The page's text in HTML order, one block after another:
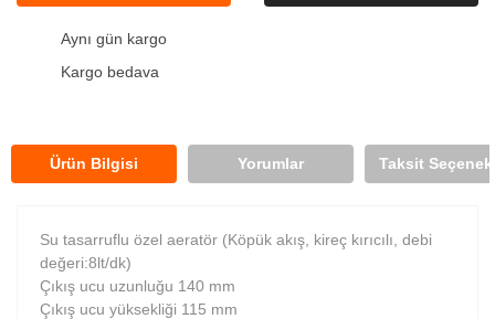
Aynı gün kargo
Kargo bedava
Ürün Bilgisi Yorumlar Taksit
Su tasarruflu özel aeratör (Köpük akış, kireç kırıcılı, debi
değeri:8lt/dk)
Çıkış ucu uzunluğu 140 mm
Çıkış ucu yüksekliği 115 mm